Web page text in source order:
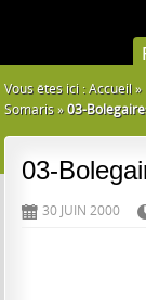
Vous êtes ici :Accueil »
Somaris »03-
03-
D 30 JUIN 2000